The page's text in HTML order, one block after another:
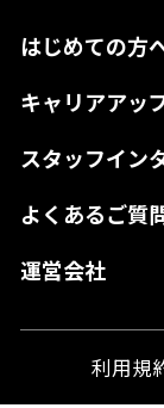
はじめての方
キャリアアッ
スタッフイン
よくあるご質
運営会社
奈良県
和歌山県
島根県
山口県
高知県
徳島県
熊本県
宮崎県
利用規